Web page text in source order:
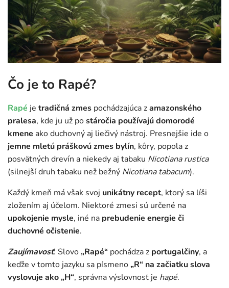
Čo je to Rapé?
Rapé je tradičná zmes pochádzajúca zamazonského
pralesa, kde ju už postáročia používajú domorodé
kmene ako duchovný aj liečivý nástroj. Presnejšie ide o
jemne mletú práškovú zmes bylín, kôry, popola z
posvätných drevín a niekedy aj tabaku Nicotiana rustica
(silnejší druh tabaku než bežný Nicotiana tabacum).
Každý kmeň má však svoj unikátny recept, ktorý sa líši
zložením aj účelom. Niektoré zmesi sú určené na
upokojenie mysle, iné na prebudenie energie či
duchovné očistenie.
Zaujímavosť: Slovo„Rapé“ pochádza z portugalčiny, a
keďže v tomto jazyku sa písmeno„R“ na začiatku slova
vyslovuje ako „H“, správna výslovnosť je hapé.